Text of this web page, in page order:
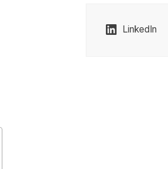
LinkedIn